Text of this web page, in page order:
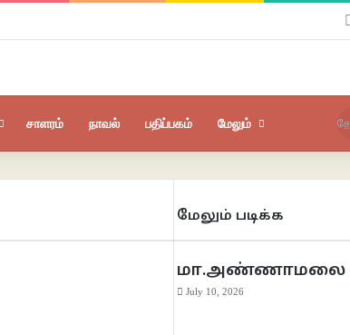
சாளரம் நாவல் பதிப்பகம் மேலும்
மேலும் படிக்க
மா.அண்ணாமலை
July 10, 2026